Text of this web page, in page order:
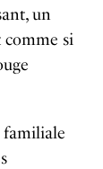
un
comme si
familiale